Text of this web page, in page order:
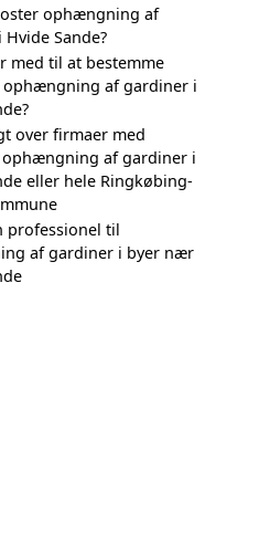
ophængning af
Sande?
med til at bestemme
ophængning af gardiner i
over firmaer med
ophængning af gardiner i
eller hele Ringkøbing-
professionel til
af gardiner i byer nær